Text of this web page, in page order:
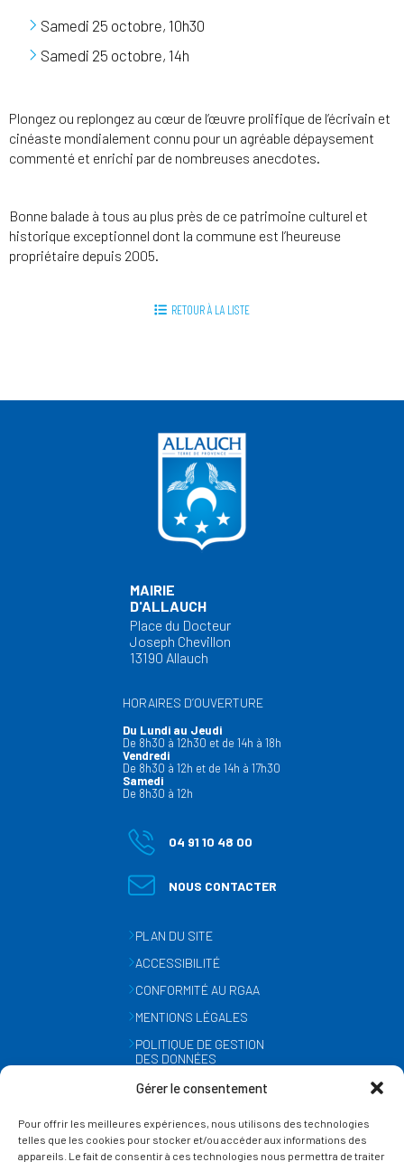
Gérer le consentement
Pour offrir les meilleures expériences, nous utilisons des technologies
telles que les cookies pour stocker et/ou accéder aux informations des
appareils. Le fait de consentir à ces technologies nous permettra de traiter
Samedi 25 octobre, 10h30
Samedi 25 octobre, 14h
Plongez ou replongez au cœur de l’œuvre prolifique de l’écrivain et
cinéaste mondialement connu pour un agréable dépaysement
commenté et enrichi par de nombreuses anecdotes.
Bonne balade à tous au plus près de ce patrimoine culturel et
historique exceptionnel dont la commune est l’heureuse
propriétaire depuis 2005.
RETOUR À LA LISTE
MAIRIE
D'ALLAUCH
Place du Docteur
Joseph Chevillon
13190 Allauch
HORAIRES D’OUVERTURE
Du Lundi au Jeudi
De 8h30 à 12h30 et de 14h à 18h
Vendredi
De 8h30 à 12h et de 14h à 17h30
Samedi
De 8h30 à 12h
04 91 10 48 00
NOUS CONTACTER
PLAN DU SITE
ACCESSIBILITÉ
CONFORMITÉ AU RGAA
MENTIONS LÉGALES
POLITIQUE DE GESTION
DES DONNÉES
GESTION DES COOKIES